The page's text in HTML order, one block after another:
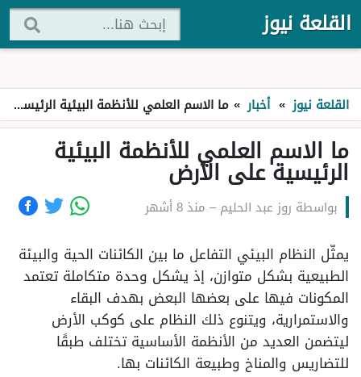
القلعة نيوز
القلعة نيوز » أخبار » ما الاسم العلمي للأنظمة البيئية الرئيسية على الأرض
ما الاسم العلمي للأنظمة البيئية
الرئيسية على الأرض
بواسطة روز عبد الحليم– منذ 8 أشهر
يمثّل النظام البيئي التفاعل ما بين الكائنات الحية والبيئة
الطبيعية بشكل متوازن، إذ يشكل وحدة متكاملة تعتمد
المكونات فيها على بعضها البعض بهدف البقاء
والاستمرارية، ويتنوع ذلك النظام على كوكب الأرض
ليتضمن العديد من الأنظمة الأساسية تختلف طبقًا
للتضاريس والمناخ وطبيعة الكائنات بها.